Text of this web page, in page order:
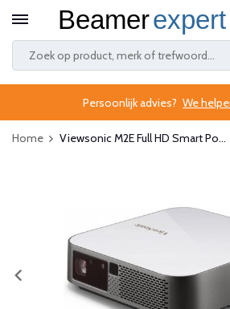
Persoonlijk advies? We
Home Viewsonic M2E Full HD Smart Po...